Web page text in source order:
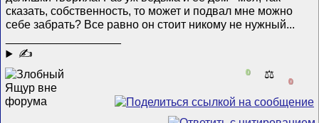
сказать, собственность, то может и подвал мне можно
себе забрать? Все равно он стоит никому не нужный...
✍
0 ⚖️
0